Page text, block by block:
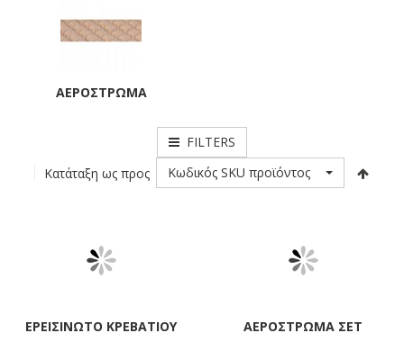
ΑΕΡΌΣΤΡΩΜΑ
FILTERS
Κατάταξη ως προς
Κωδικός SKU προϊόντος
ΕΡΕΙΣΊΝΩΤΟ ΚΡΕΒΑΤΙΟΎ
ΑΕΡΌΣΤΡΩΜΑ ΣΕΤ